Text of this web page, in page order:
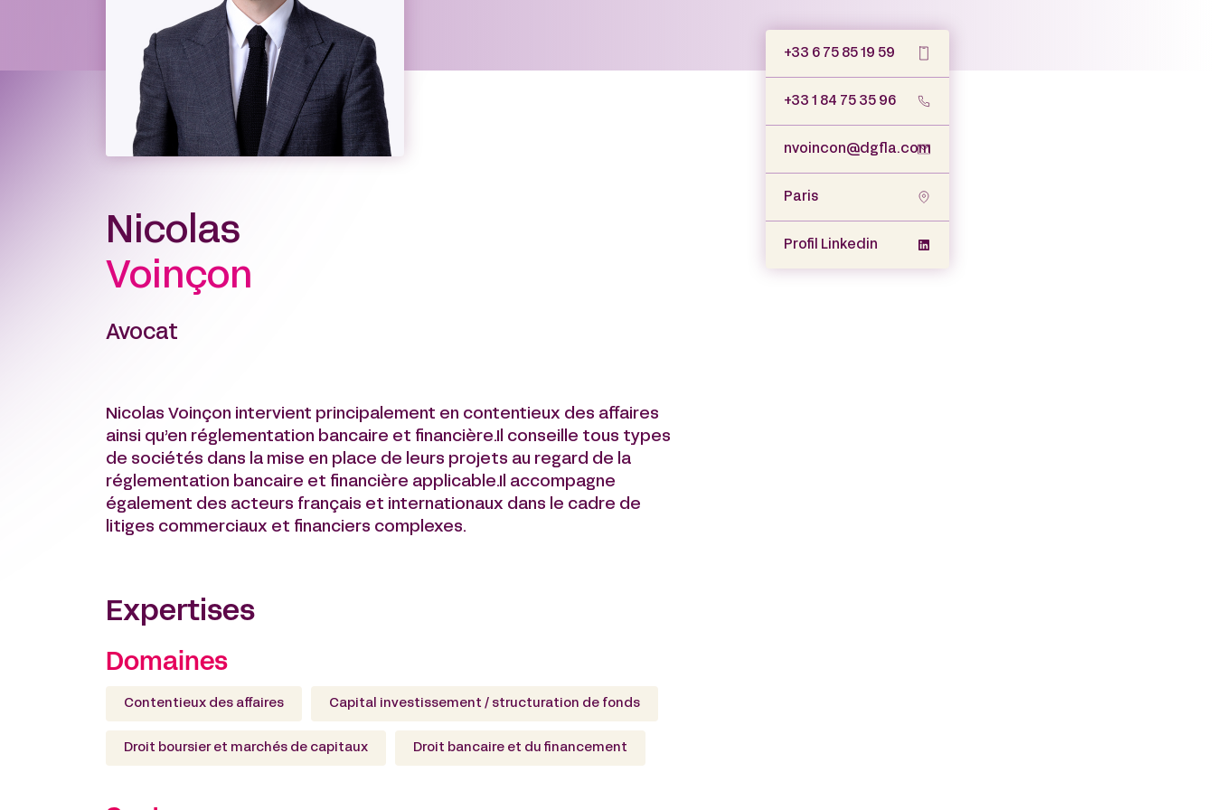
Nicolas
Voinçon
Avocat
Nicolas Voinçon intervient principalement en contentieux des affaires
ainsi qu’en réglementation bancaire et financière.Il conseille tous types
de sociétés dans la mise en place de leurs projets au regard de la
réglementation bancaire et financière applicable.Il accompagne
également des acteurs français et internationaux dans le cadre de
litiges commerciaux et financiers complexes.
Expertises
Domaines
Contentieux des affaires Capital investissement / structuration de fonds
Droit boursier et marchés de capitaux Droit bancaire et du financement
+33 6 75 85 19 59
+33 1 84 75 35 96
nvoincon@dgfla.com
Paris
Profil Linkedin